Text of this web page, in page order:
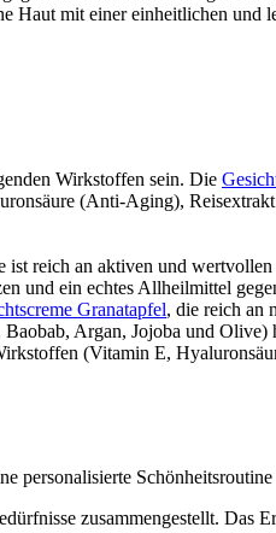
Haut mit einer einheitlichen und
Wirkstoffen sein. Die
(Anti-Aging),
ist reich an aktiven und
und ein echtes Allheilmittel
Granatapfel, die reich an
Argan, Jojoba und Olive)
(Vitamin E,
personalisierte Schönheitsroutine
zusammengestellt. Das